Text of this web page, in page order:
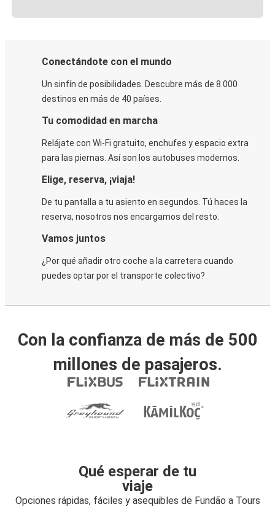
Conectándote con el mundo
Un sinfín de posibilidades. Descubre más de 8.000
destinos en más de 40 países.
Tu comodidad en marcha
Relájate con Wi-Fi gratuito, enchufes y espacio extra
para las piernas. Así son los autobuses modernos.
Elige, reserva, ¡viaja!
De tu pantalla a tu asiento en segundos. Tú haces la
reserva, nosotros nos encargamos del resto.
Vamos juntos
¿Por qué añadir otro coche a la carretera cuando
puedes optar por el transporte colectivo?
Con la confianza de más de 500
millones de pasajeros.
Qué esperar de tu
viaje
Opciones rápidas, fáciles y asequibles de Fundão a Tours